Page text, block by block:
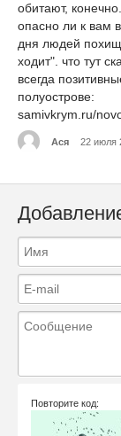
обитают,
опасно ли к вам
дня людей
ходит". что тут
всегда
полуострове:
samivkrym.ru/
Ася 22 июля
Повторите код: